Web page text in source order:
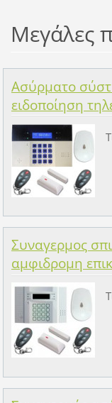
Μεγάλες
Ασύρματο
ειδοποίηση
Συναγερμος
αμφιδρομη